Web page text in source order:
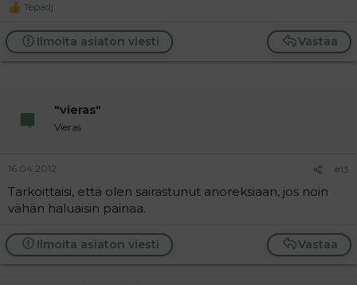
R
a
c
t
Tepadj
Vastaa
Ilmoita asiaton viesti
"vieras"
Vieras
16.04.2012 #13
Tarkoittaisi, että olen sairastunut anoreksiaan, jos noin
vähän haluaisin painaa.
Vastaa
Ilmoita asiaton viesti